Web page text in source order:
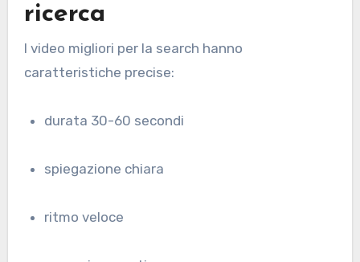
ricerca
I video migliori per la search hanno
caratteristiche precise:
durata 30-60 secondi
spiegazione chiara
ritmo veloce